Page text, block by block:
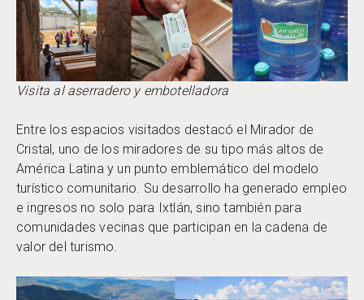
Visita al aserradero y embotelladora
Entre los espacios visitados destacó el Mirador de
Cristal, uno de los miradores de su tipo más altos de
América Latina y un punto emblemático del modelo
turístico comunitario. Su desarrollo ha generado empleo
e ingresos no solo para Ixtlán, sino también para
comunidades vecinas que participan en la cadena de
valor del turismo.